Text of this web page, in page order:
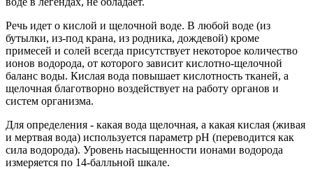
Речь идет о кислой и щелочной воде. В любой воде (из
бутылки, из-под крана, из родника, дождевой) кроме
примесей и солей всегда присутствует некоторое количество
ионов водорода, от которого зависит кислотно-щелочной
баланс воды. Кислая вода повышает кислотность тканей, а
щелочная благотворно воздействует на работу органов и
систем организма.
Для определения - какая вода щелочная, а какая кислая (живая
и мертвая вода) используется параметр pH (переводится как
сила водорода). Уровень насыщенности ионами водорода
измеряется по 14-балльной шкале.